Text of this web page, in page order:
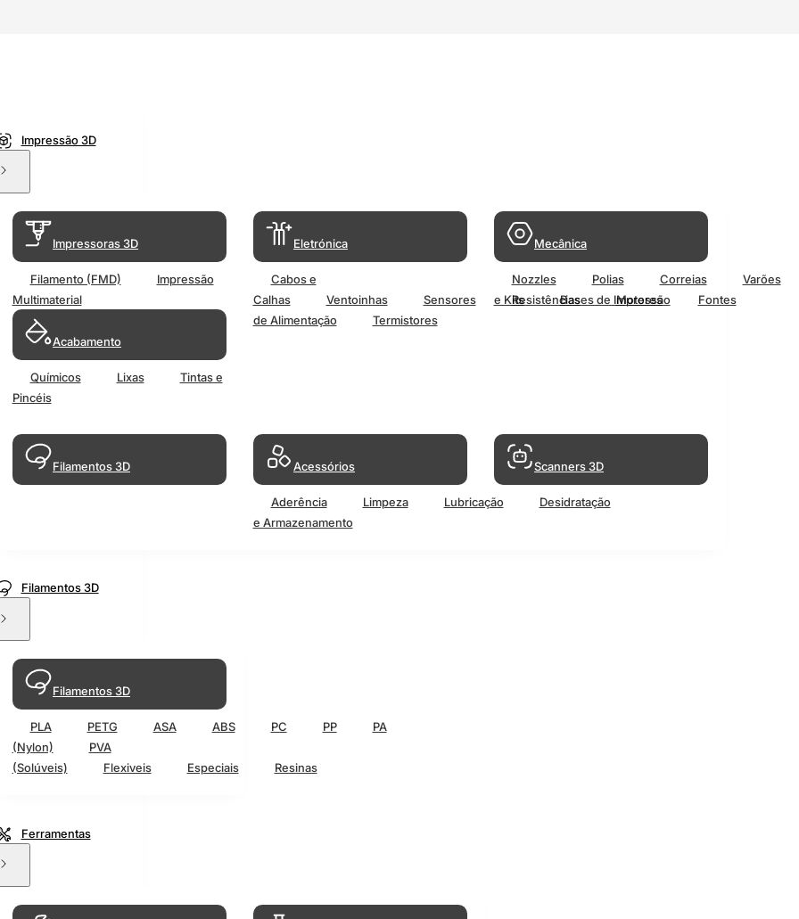
Impressão 3D
Impressoras 3D
Filamento (FMD)
Impressão
Multimaterial
Acabamento
Químicos Lixas
Tintas e
Pincéis
Eletrónica
Cabos e
Calhas
Ventoinhas Sensores Resistências Motores
Fontes
de Alimentação
Termistores
Mecânica
Nozzles Polias Correias
Varões
e Kits
Bases de Impressão
Filamentos 3D Acessórios
Aderência Limpeza Lubricação
Desidratação
e Armazenamento
Scanners 3D
Filamentos 3D
Filamentos 3D
PLA PETG ASA ABS PC PP
PA
(Nylon)
PVA
(Solúveis)
Flexiveis Especiais Resinas
Ferramentas